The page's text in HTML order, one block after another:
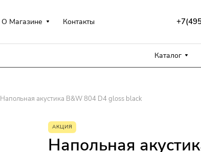
О Магазине Контакты
Каталог
Напольная акустика B&W 804 D4 gloss black
АКЦИЯ
Напольная